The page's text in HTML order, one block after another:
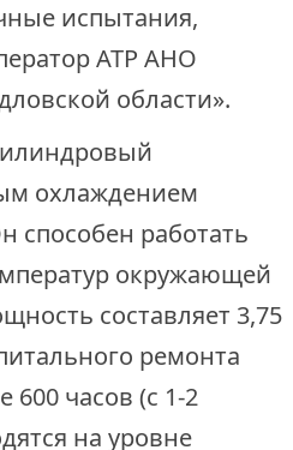
испытания,
АТР АНО
области».
охлаждением
способен работать
окружающей
составляет 3,75
ремонта
часов (с 1‑2
на уровне